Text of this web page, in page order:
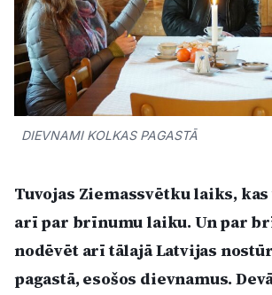
Video
Vieta
Sludinājumi
Reklāma
DIEVNAMI KOLKAS PAGASTĀ
Tuvojas Ziemassvētku laiks,
arī par brīnumu laiku. Un par
nodēvēt arī tālajā Latvijas
pagastā, esošos dievnamus.